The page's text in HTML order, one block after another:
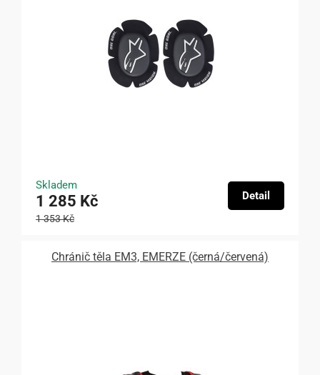
Skladem
1 285 Kč
1 353 Kč
Detail
Chránič těla EM3, EMERZE (černá/červená)